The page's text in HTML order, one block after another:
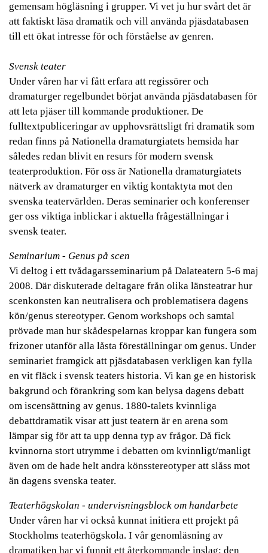
gemensam högläsning i grupper. Vi vet ju hur svårt det är
att faktiskt läsa dramatik och vill använda pjäsdatabasen
till ett ökat intresse för och förståelse av genren.
Svensk teater
Under våren har vi fått erfara att regissörer och
dramaturger regelbundet börjat använda pjäsdatabasen för
att leta pjäser till kommande produktioner. De
fulltextpubliceringar av upphovsrättsligt fri dramatik som
redan finns på Nationella dramaturgiatets hemsida har
således redan blivit en resurs för modern svensk
teaterproduktion. För oss är Nationella dramaturgiatets
nätverk av dramaturger en viktig kontaktyta mot den
svenska teatervärlden. Deras seminarier och konferenser
ger oss viktiga inblickar i aktuella frågeställningar i
svensk teater.
Seminarium - Genus på scen
Vi deltog i ett tvådagarsseminarium på Dalateatern 5-6 maj
2008. Där diskuterade deltagare från olika länsteatrar hur
scenkonsten kan neutralisera och problematisera dagens
kön/genus stereotyper. Genom workshops och samtal
prövade man hur skådespelarnas kroppar kan fungera som
frizoner utanför alla låsta föreställningar om genus. Under
seminariet framgick att pjäsdatabasen verkligen kan fylla
en vit fläck i svensk teaters historia. Vi kan ge en historisk
bakgrund och förankring som kan belysa dagens debatt
om iscensättning av genus. 1880-talets kvinnliga
debattdramatik visar att just teatern är en arena som
lämpar sig för att ta upp denna typ av frågor. Då fick
kvinnorna stort utrymme i debatten om kvinnligt/manligt
även om de hade helt andra könsstereotyper att slåss mot
än dagens svenska teater.
Teaterhögskolan - undervisningsblock om handarbete
Under våren har vi också kunnat initiera ett projekt på
Stockholms teaterhögskola. I vår genomläsning av
dramatiken har vi funnit ett återkommande inslag; den